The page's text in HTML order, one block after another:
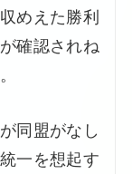
めえた勝利
確認されね
同盟がなし
一を想起す